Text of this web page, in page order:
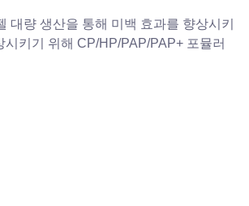
대량 생산을 통해 미백 효과를 향상시키
키기 위해 CP/HP/PAP/PAP+ 포뮬러